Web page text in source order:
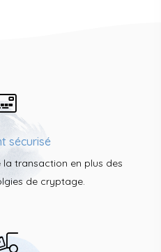
sécurisé
la transaction en plus des
de cryptage.